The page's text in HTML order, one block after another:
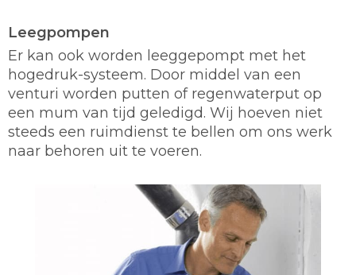
Leegpompen
Er kan ook worden leeggepompt met het
hogedruk-systeem. Door middel van een
venturi worden putten of regenwaterput op
een mum van tijd geledigd. Wij hoeven niet
steeds een ruimdienst te bellen om ons werk
naar behoren uit te voeren.